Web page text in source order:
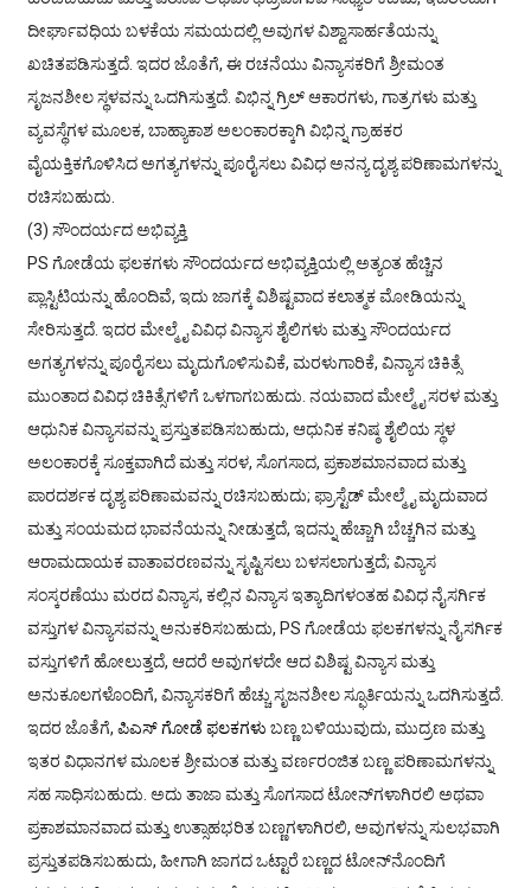
ದೀರ್ಘಾವಧಿಯ ಬಳಕೆಯ ಸಮಯದಲ್ಲಿ ಅವುಗಳ ವಿಶ್ವಾಸಾರ್ಹತೆಯನ್ನು
ಖಚಿತಪಡಿಸುತ್ತದೆ. ಇದರ ಜೊತೆಗೆ, ಈ ರಚನೆಯು ವಿನ್ಯಾಸಕರಿಗೆ ಶ್ರೀಮಂತ
ಸೃಜನಶೀಲ ಸ್ಥಳವನ್ನು ಒದಗಿಸುತ್ತದೆ. ವಿಭಿನ್ನ ಗ್ರಿಲ್ ಆಕಾರಗಳು, ಗಾತ್ರಗಳು ಮತ್ತು
ವ್ಯವಸ್ಥೆಗಳ ಮೂಲಕ, ಬಾಹ್ಯಾಕಾಶ ಅಲಂಕಾರಕ್ಕಾಗಿ ವಿಭಿನ್ನ ಗ್ರಾಹಕರ
ವೈಯಕ್ತಿಕಗೊಳಿಸಿದ ಅಗತ್ಯಗಳನ್ನು ಪೂರೈಸಲು ವಿವಿಧ ಅನನ್ಯ ದೃಶ್ಯ ಪರಿಣಾಮಗಳನ್ನು
ರಚಿಸಬಹುದು.
(3) ಸೌಂದರ್ಯದ ಅಭಿವ್ಯಕ್ತಿ
PS ಗೋಡೆಯ ಫಲಕಗಳು ಸೌಂದರ್ಯದ ಅಭಿವ್ಯಕ್ತಿಯಲ್ಲಿ ಅತ್ಯಂತ ಹೆಚ್ಚಿನ
ಪ್ಲಾಸ್ಟಿಟಿಯನ್ನು ಹೊಂದಿವೆ, ಇದು ಜಾಗಕ್ಕೆ ವಿಶಿಷ್ಟವಾದ ಕಲಾತ್ಮಕ ಮೋಡಿಯನ್ನು
ಸೇರಿಸುತ್ತದೆ. ಇದರ ಮೇಲ್ಮೈ ವಿವಿಧ ವಿನ್ಯಾಸ ಶೈಲಿಗಳು ಮತ್ತು ಸೌಂದರ್ಯದ
ಅಗತ್ಯಗಳನ್ನು ಪೂರೈಸಲು ಮೃದುಗೊಳಿಸುವಿಕೆ, ಮರಳುಗಾರಿಕೆ, ವಿನ್ಯಾಸ ಚಿಕಿತ್ಸೆ
ಮುಂತಾದ ವಿವಿಧ ಚಿಕಿತ್ಸೆಗಳಿಗೆ ಒಳಗಾಗಬಹುದು. ನಯವಾದ ಮೇಲ್ಮೈ ಸರಳ ಮತ್ತು
ಆಧುನಿಕ ವಿನ್ಯಾಸವನ್ನು ಪ್ರಸ್ತುತಪಡಿಸಬಹುದು, ಆಧುನಿಕ ಕನಿಷ್ಠ ಶೈಲಿಯ ಸ್ಥಳ
ಅಲಂಕಾರಕ್ಕೆ ಸೂಕ್ತವಾಗಿದೆ ಮತ್ತು ಸರಳ, ಸೊಗಸಾದ, ಪ್ರಕಾಶಮಾನವಾದ ಮತ್ತು
ಪಾರದರ್ಶಕ ದೃಶ್ಯ ಪರಿಣಾಮವನ್ನು ರಚಿಸಬಹುದು; ಫ್ರಾಸ್ಟೆಡ್ ಮೇಲ್ಮೈ ಮೃದುವಾದ
ಮತ್ತು ಸಂಯಮದ ಭಾವನೆಯನ್ನು ನೀಡುತ್ತದೆ, ಇದನ್ನು ಹೆಚ್ಚಾಗಿ ಬೆಚ್ಚಗಿನ ಮತ್ತು
ಆರಾಮದಾಯಕ ವಾತಾವರಣವನ್ನು ಸೃಷ್ಟಿಸಲು ಬಳಸಲಾಗುತ್ತದೆ; ವಿನ್ಯಾಸ
ಸಂಸ್ಕರಣೆಯು ಮರದ ವಿನ್ಯಾಸ, ಕಲ್ಲಿನ ವಿನ್ಯಾಸ ಇತ್ಯಾದಿಗಳಂತಹ ವಿವಿಧ ನೈಸರ್ಗಿಕ
ವಸ್ತುಗಳ ವಿನ್ಯಾಸವನ್ನು ಅನುಕರಿಸಬಹುದು, PS ಗೋಡೆಯ ಫಲಕಗಳನ್ನು ನೈಸರ್ಗಿಕ
ವಸ್ತುಗಳಿಗೆ ಹೋಲುತ್ತದೆ, ಆದರೆ ಅವುಗಳದೇ ಆದ ವಿಶಿಷ್ಟ ವಿನ್ಯಾಸ ಮತ್ತು
ಅನುಕೂಲಗಳೊಂದಿಗೆ, ವಿನ್ಯಾಸಕರಿಗೆ ಹೆಚ್ಚು ಸೃಜನಶೀಲ ಸ್ಫೂರ್ತಿಯನ್ನು ಒದಗಿಸುತ್ತದೆ.
ಇದರ ಜೊತೆಗೆ, ಪಿಎಸ್ ಗೋಡೆ ಫಲಕಗಳು ಬಣ್ಣ ಬಳಿಯುವುದು, ಮುದ್ರಣ ಮತ್ತು
ಇತರ ವಿಧಾನಗಳ ಮೂಲಕ ಶ್ರೀಮಂತ ಮತ್ತು ವರ್ಣರಂಜಿತ ಬಣ್ಣ ಪರಿಣಾಮಗಳನ್ನು
ಸಹ ಸಾಧಿಸಬಹುದು. ಅದು ತಾಜಾ ಮತ್ತು ಸೊಗಸಾದ ಟೋನ್‌ಗಳಾಗಿರಲಿ ಅಥವಾ
ಪ್ರಕಾಶಮಾನವಾದ ಮತ್ತು ಉತ್ಸಾಹಭರಿತ ಬಣ್ಣಗಳಾಗಿರಲಿ, ಅವುಗಳನ್ನು ಸುಲಭವಾಗಿ
ಪ್ರಸ್ತುತಪಡಿಸಬಹುದು, ಹೀಗಾಗಿ ಜಾಗದ ಒಟ್ಟಾರೆ ಬಣ್ಣದ ಟೋನ್‌ನೊಂದಿಗೆ